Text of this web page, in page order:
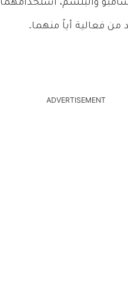
والبلسم، استخدامهما
من فعالية أياً منهما.
ADVERTISEMENT